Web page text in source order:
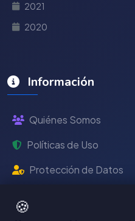
🍪
2021
2020
Información
Quiénes Somos
Políticas de Uso
Protección de Datos